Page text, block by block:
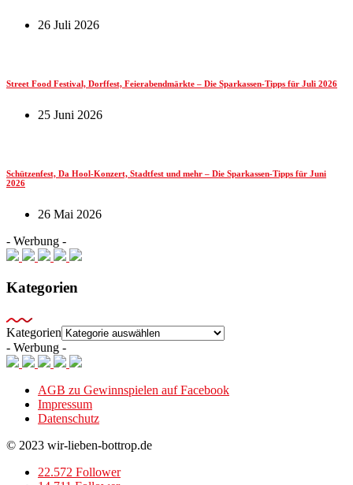
26 Juli 2026
Street Food Festival, Dorffest, Feierabendmärkte – Die Sparkassen-Tipps für Juli 2026
25 Juni 2026
Schützenfest, Da Hool-Konzert, Stadtfest und mehr – Die Sparkassen-Tipps für Juni
2026
26 Mai 2026
- Werbung -
Kategorien
Kategorien
- Werbung -
AGB zu Gewinnspielen auf Facebook
Impressum
Datenschutz
© 2023 wir-lieben-bottrop.de
22.572 Follower